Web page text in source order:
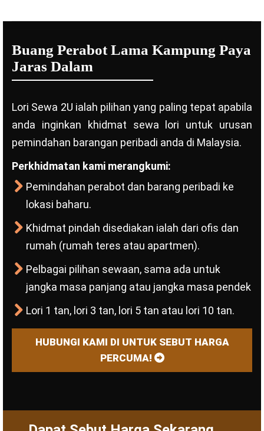
Buang Perabot Lama Kampung Paya
Jaras Dalam
Lori Sewa 2U ialah pilihan yang paling tepat apabila
anda inginkan khidmat sewa lori untuk urusan
pemindahan barangan peribadi anda di Malaysia.
Perkhidmatan kami merangkumi:
Pemindahan perabot dan barang peribadi ke
lokasi baharu.
Khidmat pindah disediakan ialah dari ofis dan
rumah (rumah teres atau apartmen).
Pelbagai pilihan sewaan, sama ada untuk
jangka masa panjang atau jangka masa pendek
Lori 1 tan, lori 3 tan, lori 5 tan atau lori 10 tan.
HUBUNGI KAMI DI UNTUK SEBUT HARGA
PERCUMA!